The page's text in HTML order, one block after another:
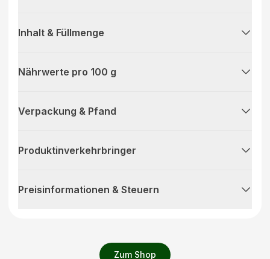
Zum Shop
Inhalt & Füllmenge
Nährwerte pro 100 g
Verpackung & Pfand
Produktinverkehrbringer
Preisinformationen & Steuern